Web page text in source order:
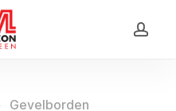
Gevelborden